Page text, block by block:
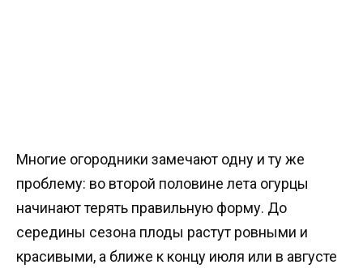
Многие огородники замечают одну и ту же
проблему: во второй половине лета огурцы
начинают терять правильную форму. До
середины сезона плоды растут ровными и
красивыми, а ближе к концу июля или в августе